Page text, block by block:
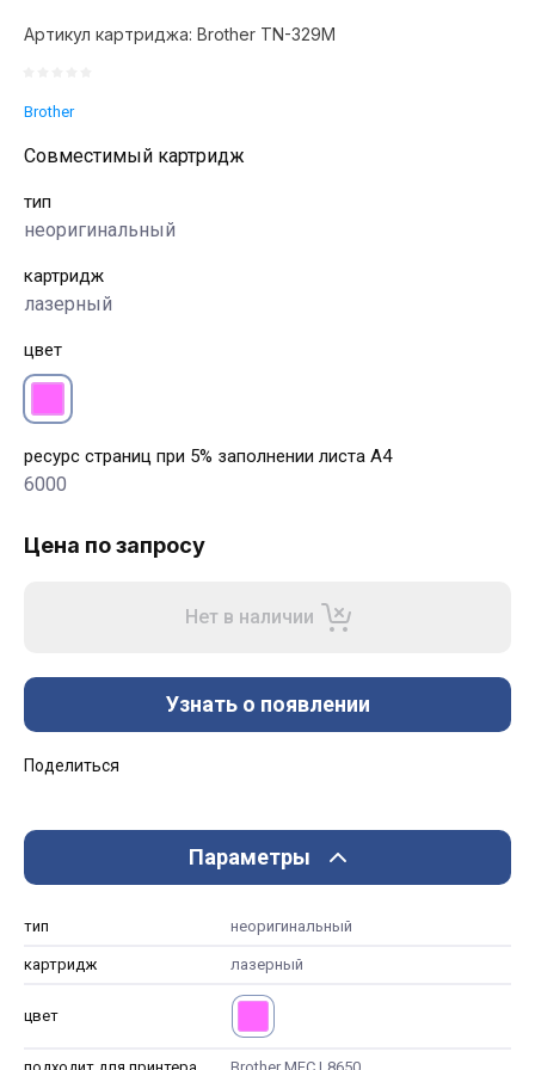
Артикул картриджа: Brother TN-329M
Brother
Совместимый картридж
тип
неоригинальный
картридж
лазерный
цвет
ресурс страниц при 5% заполнении листа А4
6000
Цена по запросу
Нет в наличии
Узнать о появлении
Поделиться
Параметры
тип неоригинальный
картридж лазерный
цвет